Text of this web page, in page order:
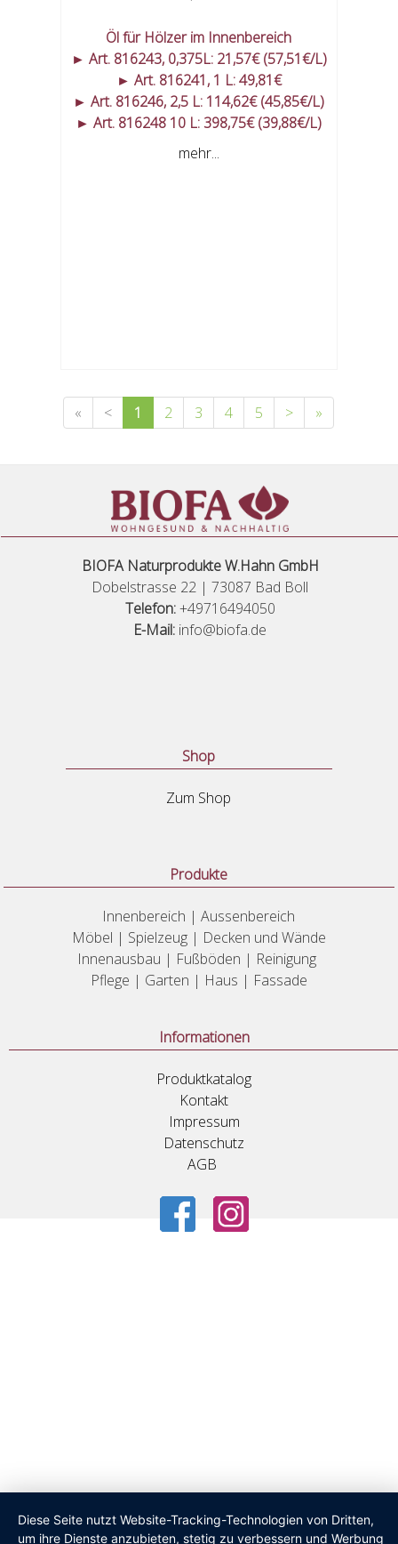
Öl für Hölzer im Innenbereich
► Art. 816243, 0,375L: 21,57€ (57,51€/L)
► Art. 816241, 1 L: 49,81€
► Art. 816246, 2,5 L: 114,62€ (45,85€/L)
► Art. 816248 10 L: 398,75€ (39,88€/L)
mehr...
« < 1 2 3 4 5 > »
BIOFA Naturprodukte W.Hahn GmbH
Dobelstrasse 22 | 73087 Bad Boll
Telefon:+49716494050
E-Mail: info@biofa.de
Shop
Zum Shop
Produkte
Innenbereich | Aussenbereich
Möbel | Spielzeug | Decken und Wände
Innenausbau | Fußböden | Reinigung
Pflege | Garten | Haus | Fassade
Informationen
Produktkatalog
Kontakt
Impressum
Datenschutz
AGB
Diese Seite nutzt Website-Tracking-Technologien von Dritten,
um ihre Dienste anzubieten, stetig zu verbessern und Werbung